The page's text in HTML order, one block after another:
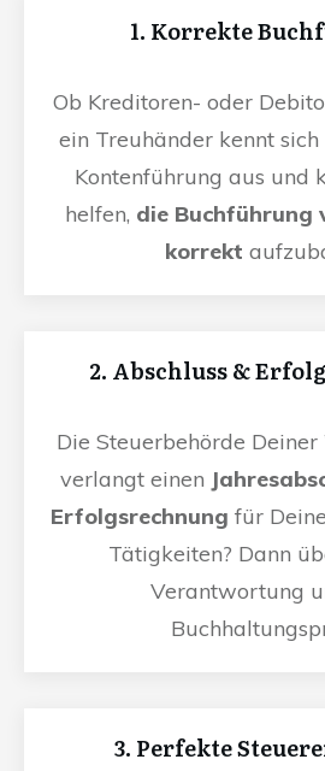
1. Korrekte
Ob Kreditoren- oder
ein Treuhänder kennt
Kontenführung aus und
helfen, die Buchführung
korrekt
2. Abschluss &
Die Steuerbehörde
verlangt einen
Erfolgsrechnung für
Tätigkeiten? Dann
Verantwortung
3. Perfekte